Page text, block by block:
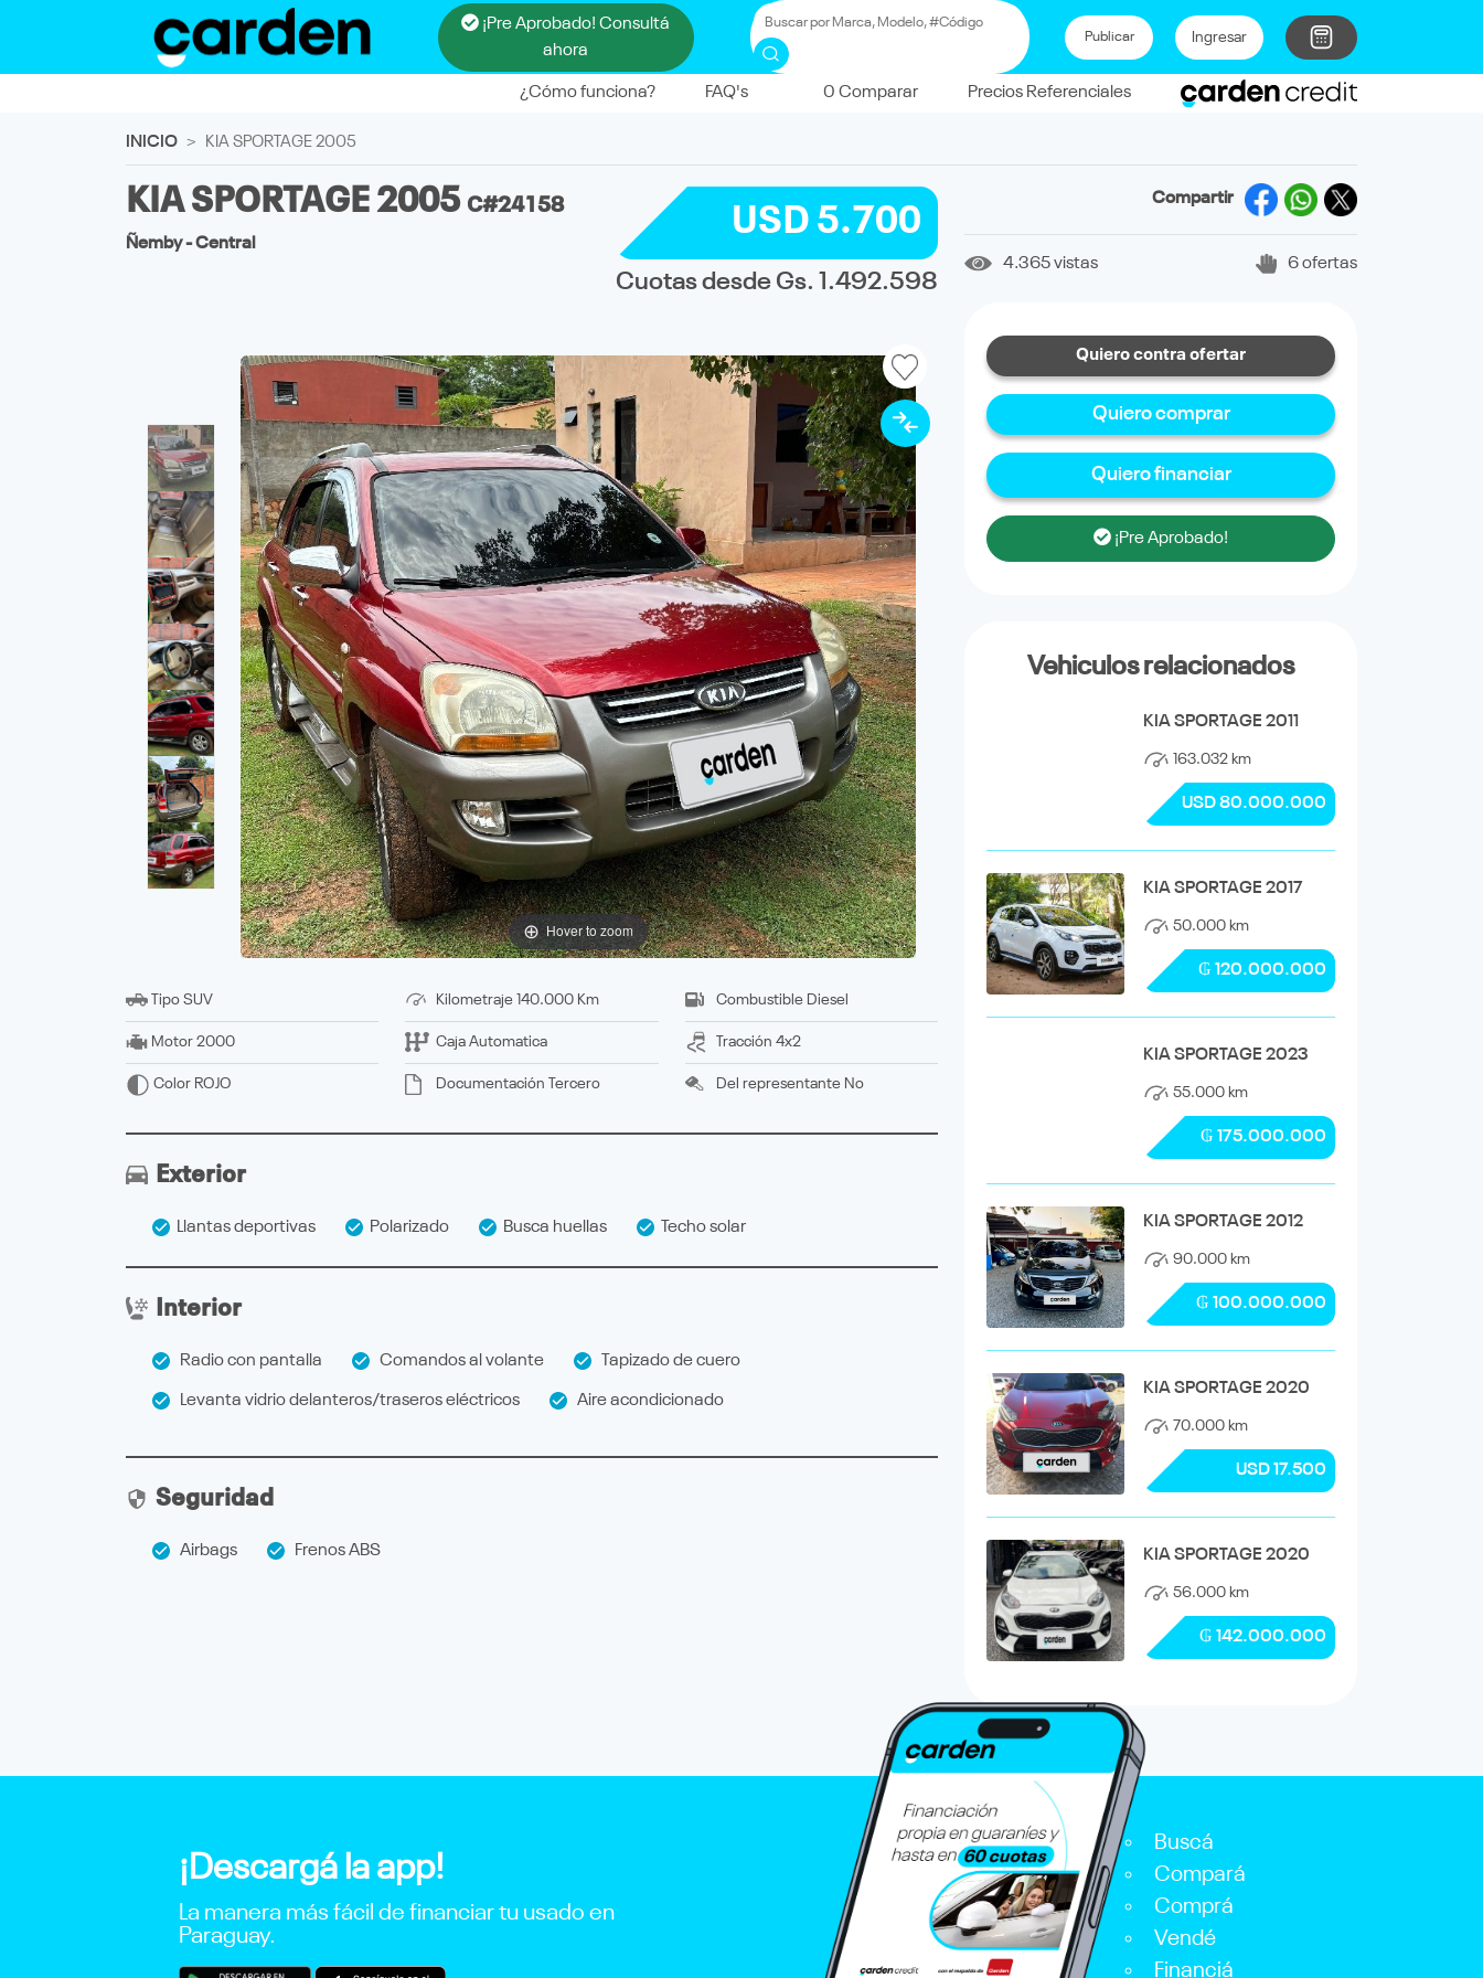
¡Pre Aprobado! Consultá
ahora
Publicar Ingresar
¿Cómo funciona? FAQ's 0 Comparar Precios Referenciales
INICIO KIA SPORTAGE 2005
KIA SPORTAGE 2005 C#24158
Ñemby - Central
USD 5.700
Cuotas desde Gs. 1.492.598
Hover to zoom
Tipo SUV
Motor 2000
Color ROJO
Kilometraje 140.000 Km
Caja Automatica
Documentación tercero
Combustible Diesel
Tracción 4x2
Del representante No
Exterior
Llantas deportivas Polarizado Busca huellas Techo solar
Interior
Radio con pantalla Comandos al volante Tapizado de cuero
Levanta vidrio delanteros/traseros eléctricos Aire acondicionado
Seguridad
Airbags Frenos ABS
Compartir
4.365 vistas 6 ofertas
Quiero contra ofertar
Quiero comprar
Quiero financiar
¡Pre Aprobado!
Vehiculos relacionados
KIA SPORTAGE 2011
163.032 km
USD 80.000.000
KIA SPORTAGE 2017
50.000 km
₲ 120.000.000
KIA SPORTAGE 2023
55.000 km
₲ 175.000.000
KIA SPORTAGE 2012
90.000 km
₲ 100.000.000
KIA SPORTAGE 2020
70.000 km
USD 17.500
KIA SPORTAGE 2020
56.000 km
₲ 142.000.000
¡Descargá la app!
La manera más fácil de financiar tu usado en
Paraguay.
Buscá
Compará
Comprá
Vendé
Financiá